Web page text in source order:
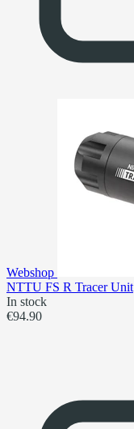
Webshop
NTTU FS R Tracer Unit
In stock
€94.90